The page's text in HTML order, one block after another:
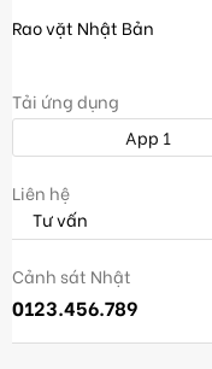
Rao vặt Nhật Bản
Tải ứng dụng
App 1
Liên hệ
Tư vấn
Cảnh sát Nhật
0123.456.789